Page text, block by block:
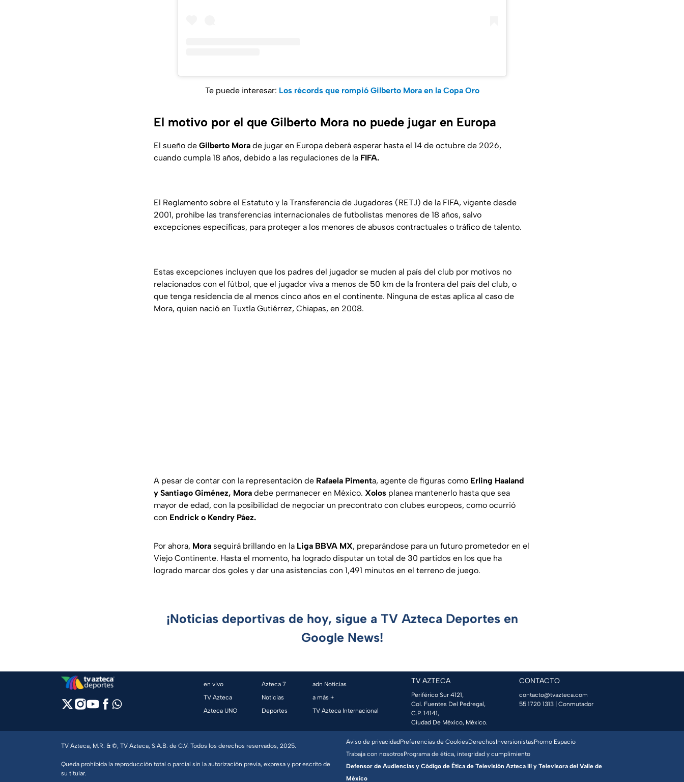
Te puede interesar: Los récords que rompió Gilberto Mora en la Copa Oro
El motivo por el que Gilberto Mora no puede jugar en Europa
El sueño de Gilberto Mora de jugar en Europa deberá esperar hasta el 14 de octubre de 2026,
cuando cumpla 18 años, debido a las regulaciones de la FIFA.
El Reglamento sobre el Estatuto y la Transferencia de Jugadores (RETJ) de la FIFA, vigente desde
2001, prohíbe las transferencias internacionales de futbolistas menores de 18 años, salvo
excepciones específicas, para proteger a los menores de abusos contractuales o tráfico de talento.
Estas excepciones incluyen que los padres del jugador se muden al país del club por motivos no
relacionados con el fútbol, que el jugador viva a menos de 50 km de la frontera del país del club, o
que tenga residencia de al menos cinco años en el continente. Ninguna de estas aplica al caso de
Mora, quien nació en Tuxtla Gutiérrez, Chiapas, en 2008.
A pesar de contar con la representación de Rafaela Pimenta, agente de figuras como Erling Haaland
y Santiago Giménez, Mora debe permanecer en México. Xolos planea mantenerlo hasta que sea
mayor de edad, con la posibilidad de negociar un precontrato con clubes europeos, como ocurrió
con Endrick o Kendry Páez.
Por ahora, Mora seguirá brillando en la Liga BBVA MX, preparándose para un futuro prometedor en el
Viejo Continente. Hasta el momento, ha logrado disputar un total de 30 partidos en los que ha
logrado marcar dos goles y dar una asistencias con 1,491 minutos en el terreno de juego.
¡Noticias deportivas de hoy, sigue a TV Azteca Deportes en
Google News!
en vivo
TV Azteca
Azteca UNO
Azteca 7
Noticias
Deportes
adn Noticias
a más +
TV Azteca Internacional
TV AZTECA
Periférico Sur 4121,
Col. Fuentes Del Pedregal,
C.P. 14141,
Ciudad De México, México.
CONTACTO
contacto@tvazteca.com
55 1720 1313 | Conmutador
TV Azteca, M.R. & ©, TV Azteca, S.A.B. de C.V. Todos los derechos reservados, 2025.
Queda prohibida la reproducción total o parcial sin la autorización previa, expresa y por escrito de
su titular.
Aviso de privacidadPreferencias de CookiesDerechosInversionistasPromo Espacio
Trabaja con nosotrosPrograma de ética, integridad y cumplimiento
Defensor de Audiencias y Código de Ética de Televisión Azteca III y Televisora del Valle de
México